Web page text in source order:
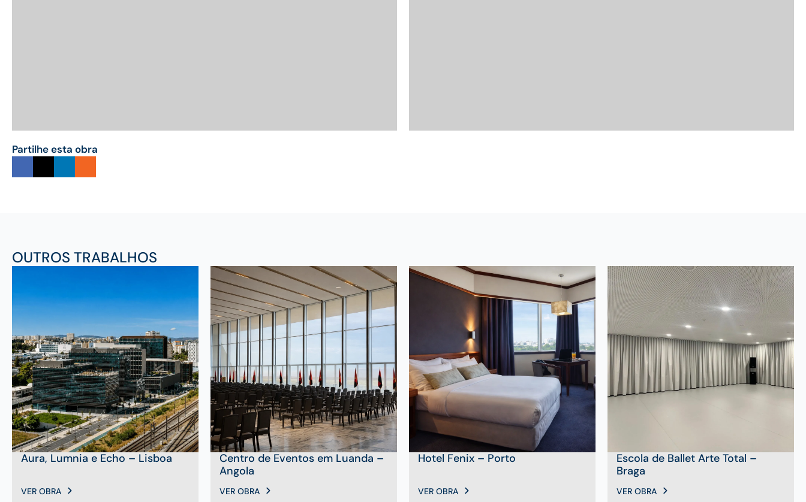
Partilhe esta obra
OUTROS TRABALHOS
Aura, Lumnia e Echo – Lisboa
VER OBRA
Centro de Eventos em Luanda –
Angola
VER OBRA
Hotel Fenix – Porto
VER OBRA
Escola de Ballet Arte Total –
Braga
VER OBRA